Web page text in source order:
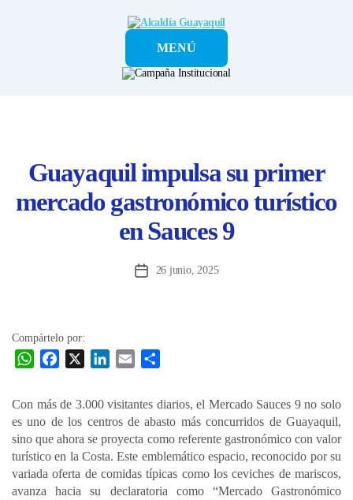
Alcaldía
GuayaquilMENÚ
Guayaquil impulsa su primer
mercado gastronómico turístico
en Sauces 9
Fecha26 junio, 2025
Compártelo por:
W
s
A
p
p
b
o
o
k
e
I
n
l
a
r
t
i
Con más de 3.000 visitantes diarios, el Mercado Sauces 9 no solo
es uno de los centros de abasto más concurridos de Guayaquil,
sino que ahora se proyecta como referente gastronómico con valor
turístico en la Costa. Este emblemático espacio, reconocido por su
variada oferta de comidas típicas como los ceviches de mariscos,
avanza hacia su declaratoria como “Mercado Gastronómico